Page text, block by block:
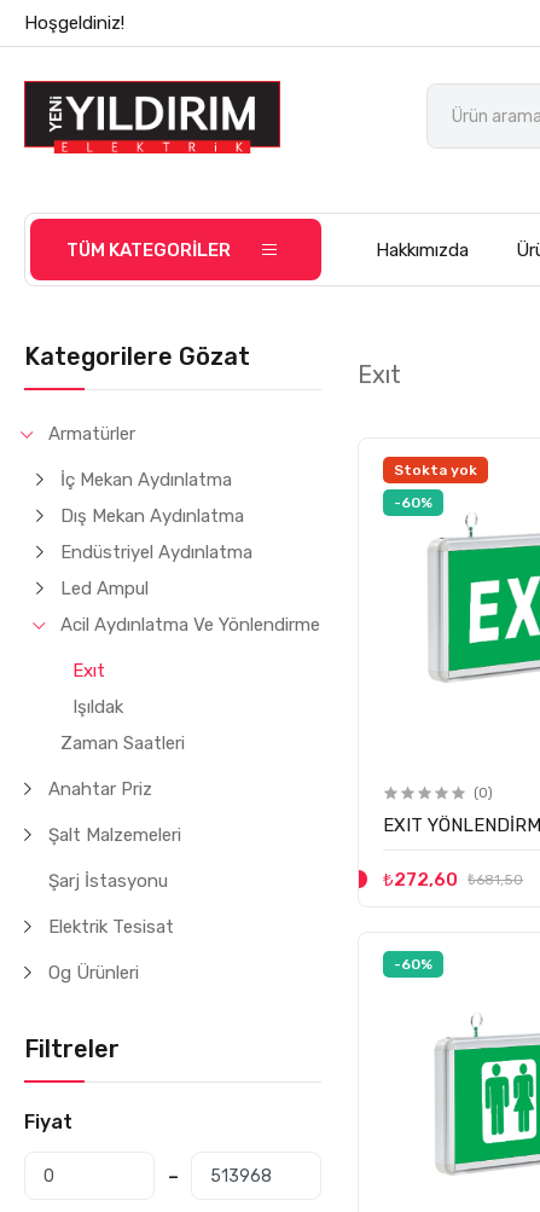
Hoşgeldiniz!
TÜM KATEGORİLER Hakkımızda
Kategorilere Gözat
Armatürler
İç Mekan Aydınlatma
Dış Mekan Aydınlatma
Endüstriyel Aydınlatma
Led Ampul
Acil Aydınlatma Ve Yönlendirme
Exıt
Işıldak
Zaman Saatleri
Anahtar Priz
Şalt Malzemeleri
Şarj İstasyonu
Elektrik Tesisat
Og Ürünleri
Filtreler
Fiyat
Exıt
Stokta yok
-60%
(0)
EXIT
₺272,60 ₺681,50
-60%